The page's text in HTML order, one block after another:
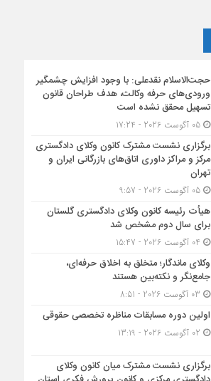
حجت‌الاسلام نقدعلی: با وجود افزایش چشمگیر
ورودی‌های حرفه وکالت، هدف طراحان قانون
تسهیل محقق نشده است
05 آگوست 2026 - 17:24
برگزاری نشست مشترک کانون وکلای دادگستری
مرکز و مراکز داوری اتاق‌های بازرگانی ایران و
تهران
05 آگوست 2026 - 9:57
هیأت ‌رئیسه کانون وکلای دادگستری گلستان
برای سال دوم مشخص شد
وکلای ماندگار؛ متخلق به اخلاق حرفه‌ای،
جامع‌نگر و نکته‌بین هستند
اولین دوره مسابقات مناظره تخصصی حقوقی
برگزاری نشست مشترک میان کانون وکلای